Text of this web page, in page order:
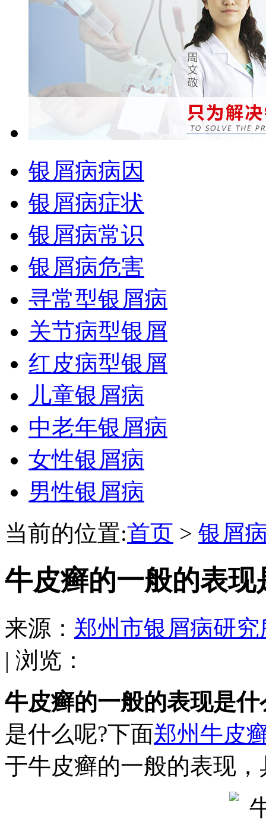
银屑病病因
银屑病症状
银屑病常识
银屑病危害
寻常型银屑病
关节病型银屑
红皮病型银屑
儿童银屑病
中老年银屑病
女性银屑病
男性银屑病
当前的位置:首页 > 银屑
牛皮癣的一般的表现
来源： 郑州市银屑病研究
| 浏览：
牛皮癣的一般的表现是什
是什么呢?下面郑州牛皮
于牛皮癣的一般的表现